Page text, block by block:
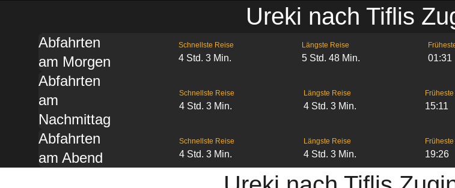
Ureki nach Tiflis
Abfahrten
am Morgen
Schnellste Reise
4 Std. 3 Min.
Längste Reise
5 Std. 48 Min. 01:31
Abfahrten
am
Nachmittag
Schnellste Reise
4 Std. 3 Min.
Längste Reise
4 Std. 3 Min.
Früheste
15:11
Abfahrten
am Abend
Schnellste Reise
4 Std. 3 Min.
Längste Reise
4 Std. 3 Min.
Früheste
19:26